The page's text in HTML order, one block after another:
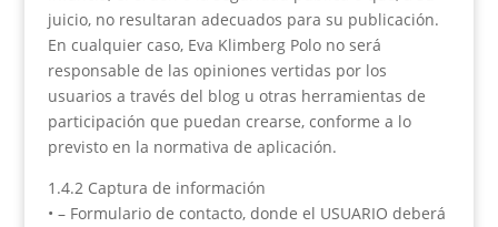
juicio, no resultaran adecuados para su publicación.
En cualquier caso, Eva Klimberg Polo no será
responsable de las opiniones vertidas por los
usuarios a través del blog u otras herramientas de
participación que puedan crearse, conforme a lo
previsto en la normativa de aplicación.
1.4.2 Captura de información
• – Formulario de contacto, donde el USUARIO deberá